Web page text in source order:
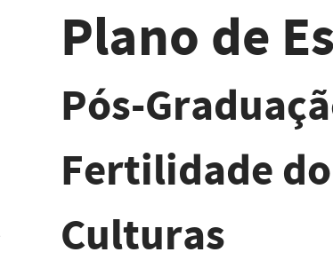
Plano de
Pós-
Fertilidade
Culturas